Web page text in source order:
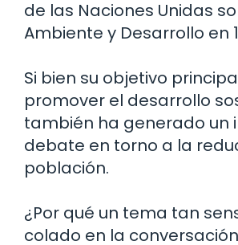
de las Naciones Unidas
Ambiente y Desarrollo en
Si bien su objetivo
promover el desarrollo
también ha generado un
debate en torno a la
población.
¿Por qué un tema tan
colado en la